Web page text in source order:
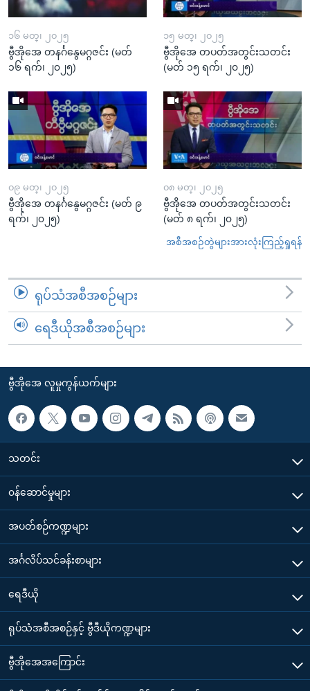
၁၆ မတ္၊ ၂၀၂၅
ဗွီအိုအေ တနင်္ဂနွေမဂ္ဂဇင်း (မတ်
၁၆ ရက်၊ ၂၀၂၅)
၁၅ မတ္၊ ၂၀၂၅
ဗွီအိုအေ တပတ်အတွင်းသတင်း
(မတ် ၁၅ ရက်၊ ၂၀၂၅)
၀၉ မတ္၊ ၂၀၂၅
ဗွီအိုအေ တနင်္ဂနွေမဂ္ဂဇင်း (မတ် ၉
ရက်၊ ၂၀၂၅)
၀၈ မတ္၊ ၂၀၂၅
ဗွီအိုအေ တပတ်အတွင်းသတင်း
(မတ် ၈ ရက်၊ ၂၀၂၅)
အစီအစဉ်တွဲများအားလုံးကြည့်ရှုရန်
ရုပ်သံအစီအစဉ်များ
ရေဒီယိုအစီအစဉ်များ
ဗွီအိုအေ လူမှုကွန်ယက်များ
သတင်း
၀န်ဆောင်မှုများ
အပတ်စဉ်ကဏ္ဍများ
အင်္ဂလိပ်သင်ခန်းစာများ
ရေဒီယို
ရုပ်သံအစီအစဉ်နှင့် ဗွီဒီယိုကဏ္ဍများ
ဗွီအိုအေအကြောင်း